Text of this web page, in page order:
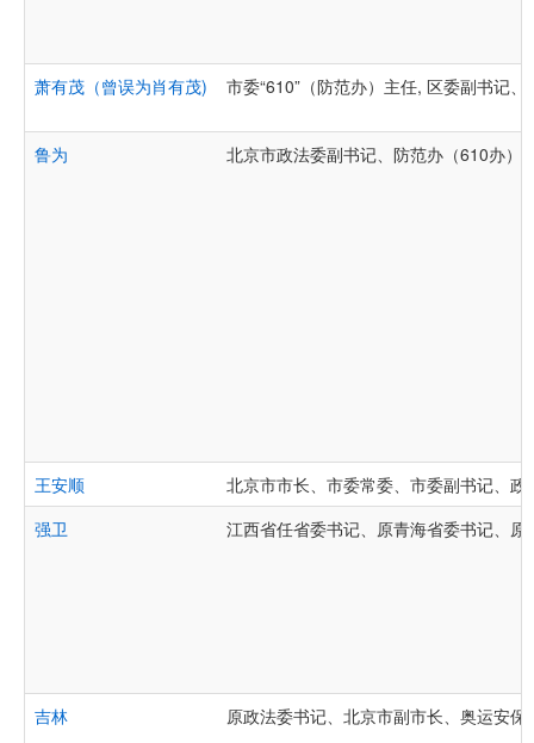
萧有茂（曾误为肖有茂) 市委“610”（防范办）主任, 区委副书记、
鲁为 北京市政法委副书记、防范办（610办）
王安顺
北京市市长、市委常委、市委副书记、政
强卫
江西省任省委书记、原青海省委书记、
吉林 原政法委书记、北京市副市长、奥运安保